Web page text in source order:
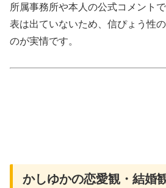
所属事務所や本人の公式コメント
表は出ていないため、信ぴょう性
のが実情です。
かしゆかの恋愛観・結婚